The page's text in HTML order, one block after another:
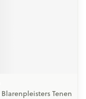
Blarenpleisters Tenen